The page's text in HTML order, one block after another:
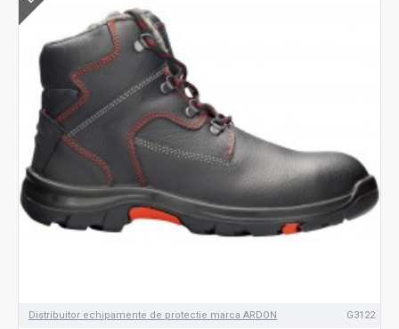
Distribuitor echipamente de protectie marca ARDON G3122